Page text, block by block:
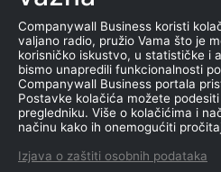
ROČIŠTA
NEMA
Companywall Business koristi
valjano radio, pružio Vama što je
korisničko iskustvo, u statističke i
bismo unapredili funkcionalnosti
Companywall Business portala
Postavke kolačića možete
pregledniku. Više o kolačićima i
načinu kako ih onemogućiti
Izjava o zaštiti osobnih podataka